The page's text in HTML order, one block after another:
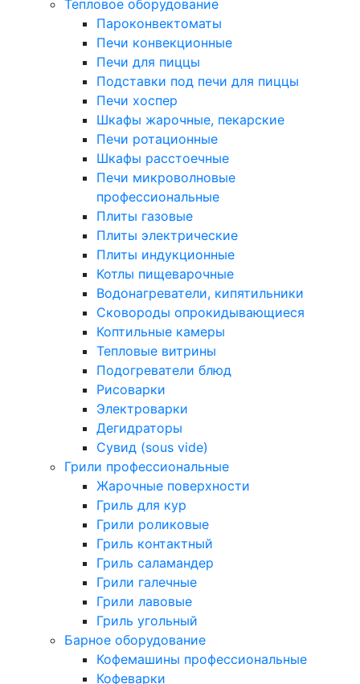
Тепловое оборудование
Пароконвектоматы
Печи конвекционные
Печи для пиццы
Подставки под печи для пиццы
Печи хоспер
Шкафы жарочные, пекарские
Печи ротационные
Шкафы расстоечные
Печи микроволновые
профессиональные
Плиты газовые
Плиты электрические
Плиты индукционные
Котлы пищеварочные
Водонагреватели, кипятильники
Сковороды опрокидывающиеся
Коптильные камеры
Тепловые витрины
Подогреватели блюд
Рисоварки
Электроварки
Дегидраторы
Сувид (sous vide)
Грили профессиональные
Жарочные поверхности
Гриль для кур
Грили роликовые
Гриль контактный
Гриль саламандер
Грили галечные
Грили лавовые
Гриль угольный
Барное оборудование
Кофемашины профессиональные
Кофеварки